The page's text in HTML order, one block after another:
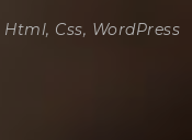
Html, Css, WordPress